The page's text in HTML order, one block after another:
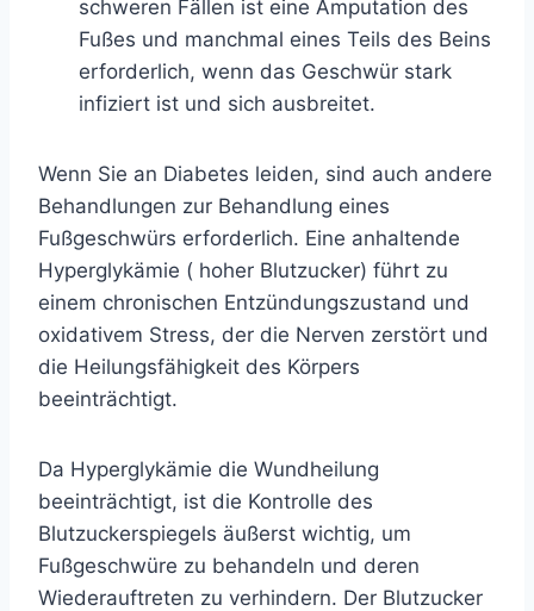
schweren Fällen ist eine Amputation des
Fußes und manchmal eines Teils des Beins
erforderlich, wenn das Geschwür stark
infiziert ist und sich ausbreitet.
Wenn Sie an Diabetes leiden, sind auch andere
Behandlungen zur Behandlung eines
Fußgeschwürs erforderlich. Eine anhaltende
Hyperglykämie ( hoher Blutzucker) führt zu
einem chronischen Entzündungszustand und
oxidativem Stress, der die Nerven zerstört und
die Heilungsfähigkeit des Körpers
beeinträchtigt.
Da Hyperglykämie die Wundheilung
beeinträchtigt, ist die Kontrolle des
Blutzuckerspiegels äußerst wichtig, um
Fußgeschwüre zu behandeln und deren
Wiederauftreten zu verhindern. Der Blutzucker